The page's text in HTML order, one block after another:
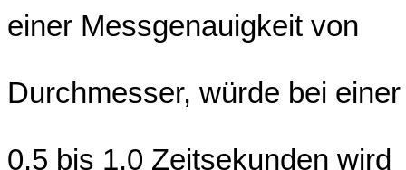
einer Messgenauigkeit von
Durchmesser, würde bei einer
0,5 bis 1,0 Zeitsekunden wird